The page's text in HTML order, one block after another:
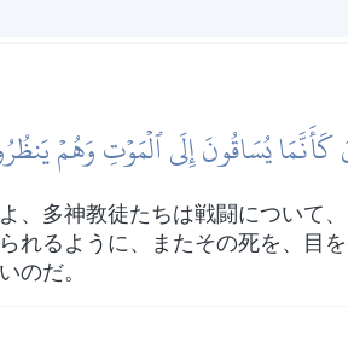
يُسَاقُونَ إِلَى ٱلۡمَوۡتِ وَهُمۡ
、多神教徒たちは戦闘について
れるように、またその死を、目
のだ。